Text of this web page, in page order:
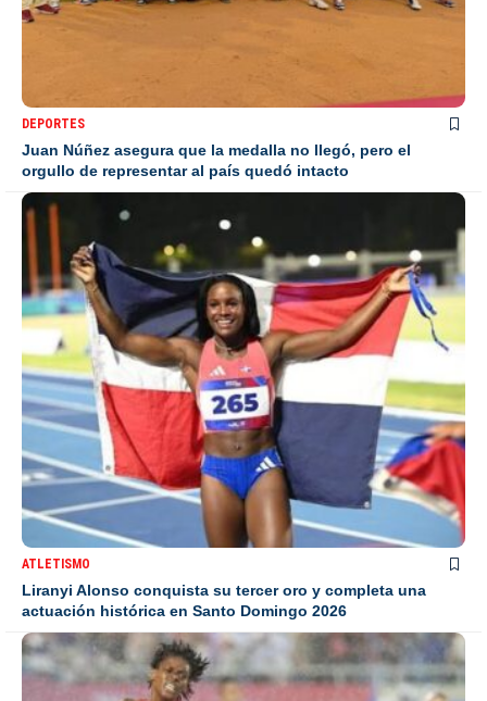
DEPORTES
Juan Núñez asegura que la medalla no llegó, pero el
orgullo de representar al país quedó intacto
ATLETISMO
Liranyi Alonso conquista su tercer oro y completa una
actuación histórica en Santo Domingo 2026